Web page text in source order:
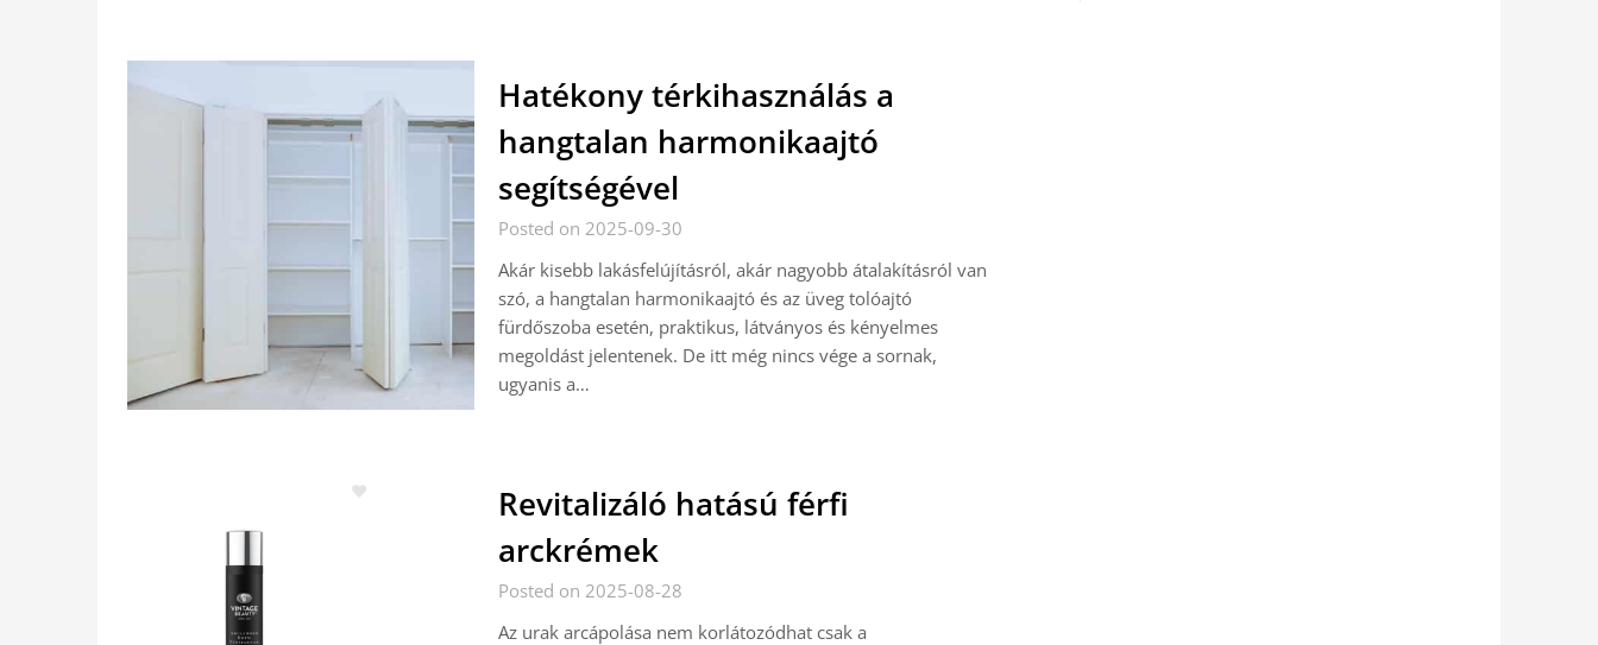
Hatékony térkihasználás a
hangtalan harmonikaajtó
segítségével
Posted on 2025-09-30
Akár kisebb lakásfelújításról, akár nagyobb átalakításról van
szó, a hangtalan harmonikaajtó és az üveg tolóajtó
fürdőszoba esetén, praktikus, látványos és kényelmes
megoldást jelentenek. De itt még nincs vége a sornak,
ugyanis a…
Revitalizáló hatású férfi
arckrémek
Posted on 2025-08-28
Az urak arcápolása nem korlátozódhat csak a